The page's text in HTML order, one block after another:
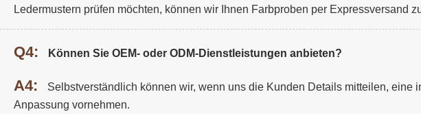
Ledermustern prüfen möchten, können wir Ihnen Farbproben per Expressversand
Q4: Können Sie OEM- oder ODM-Dienstleistungen anbieten?
A4:
Selbstverständlich können wir, wenn uns die Kunden Details mitteilen, eine
Anpassung vornehmen.